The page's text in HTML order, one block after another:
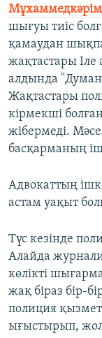
Мұхаммедкәрім
шығуы тиіс
қамаудан
жақтастары
алдында
Жақтастары
кірмекші
жібермеді.
басқарманың
Адвокаттың
астам уақыт
Түс кезінде
Алайда
көлікті
жақ біраз бір-
полиция
ығыстырып,